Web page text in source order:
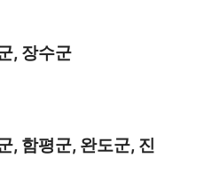
, 장수군
, 함평군, 완도군, 진